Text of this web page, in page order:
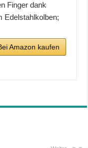
Finger dank
Edelstahlkolben;
Amazon kaufen